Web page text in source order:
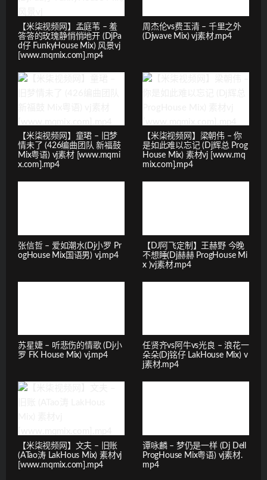
【米柒视频网】孟庭苇 – 羞
答答的玫瑰静悄悄地开 (DjPa
d仔 FunkyHouse Mix) 风景vj
[www.mqmix.com].mp4
周杰伦vs费玉清 – 千里之外
(Djwave Mix) vj素材.mp4
【米柒视频网】童珺 – 旧梦
情未了 (426编曲团队 新福鼓
Mix粤语) vj素材 [www.mqmi
x.com].mp4
【米柒视频网】梁朝伟 – 你
是如此难以忘记 (Dj辉总 Prog
House Mix) 素材vj [www.mq
mix.com].mp4
张信哲 – 爱如潮水(Dj小罗 Pr
ogHouse Mix国语男) vj.mp4
【DJ阿飞定制】王赫野 今晚
不想睡(Dj赫赫 ProgHouse Mi
x )vj素材.mp4
苏星婕 – 听悲伤的情歌 (Dj小
罗 FK House Mix) vj.mp4
任贤齐vs阿牛vs光良 – 浪花一
朵朵(Dj铭仔 LakHouse Mix) v
j素材.mp4
【米柒视频网】文夫 – 旧账
(ATao涛 LakHous Mix) 素材vj
[www.mqmix.com].mp4
谭咏麟 – 梦仍是一样 (Dj Dell
ProgHouse Mix粤语) vj素材.
mp4